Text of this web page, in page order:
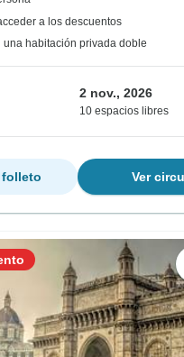
a los descuentos
una habitación privada doble
2 nov., 2026
10 espacios libres
Ver
folleto